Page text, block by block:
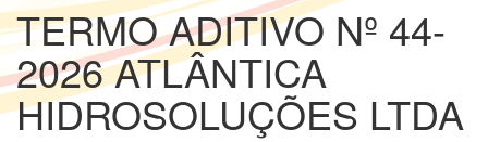
TERMO ADITIVO Nº 44-
2026 ATLÂNTICA
HIDROSOLUÇÕES LTDA